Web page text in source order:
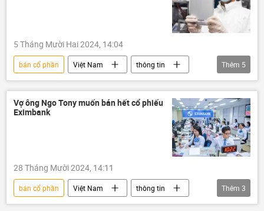
5 Tháng Mười Hai 2024, 14:04
bán cổ phần Việt Nam
thông tin
Masan Group
doanh nghiệp
cổ phần hóa doanh nghiệp
tài chính
Kinh tế
Thêm 5
Vợ ông Ngo Tony muốn bán hết cổ phiếu
Eximbank
28 Tháng Mười 2024, 14:11
bán cổ phần Việt Nam
thông tin
ngân hàng
cổ phiếu
Thêm 3